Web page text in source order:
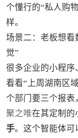
个懂行的“私人购
样。
场景二：老板想看
觉”
很多企业的小程序
看看“上周湖南区
个部门要三个报表
聚之唯在其定制的
手。这个智能体可